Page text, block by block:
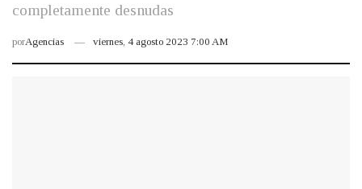
completamente desnudas
porAgencias viernes, 4 agosto 2023 7:00 AM